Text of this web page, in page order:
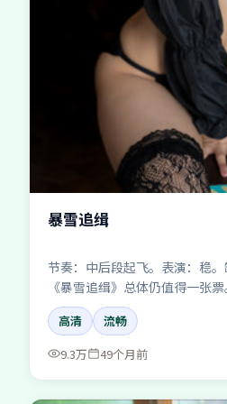
暴雪追缉
节奏：中后段起飞。表演：稳。
《暴雪追缉》总体仍值得一张票
高清
流畅
9.3万
49个月前